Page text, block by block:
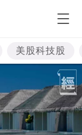
美股科技股